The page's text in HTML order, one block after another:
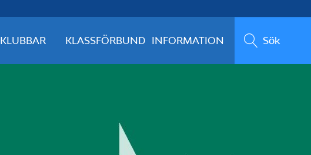
KLUBBAR KLASSFÖRBUND INFORMATION Sök